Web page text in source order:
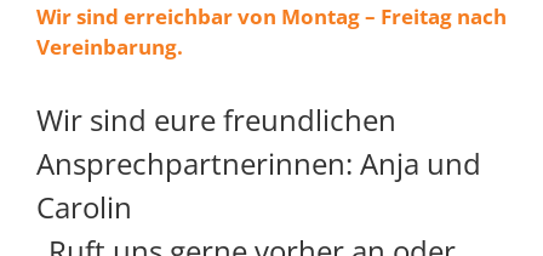
Wir sind erreichbar von Montag – Freitag nach
Vereinbarung.
Wir sind eure freundlichen
Ansprechpartnerinnen: Anja und
Carolin